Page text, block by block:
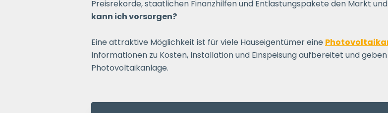
Preisrekorde, staatlichen Finanzhilfen und Entlastungspakete den Markt
kann ich vorsorgen?
Eine attraktive Möglichkeit ist für viele Hauseigentümer eine
Informationen zu Kosten, Installation und Einspeisung aufbereitet und
Photovoltaikanlage.